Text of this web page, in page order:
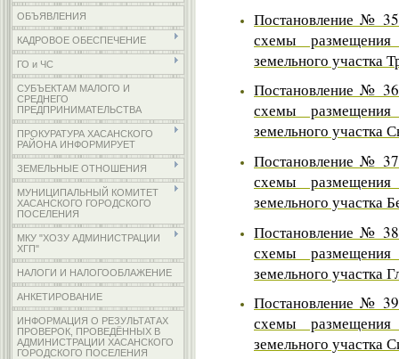
ОБЪЯВЛЕНИЯ
КАДРОВОЕ ОБЕСПЕЧЕНИЕ
ГО и ЧС
СУБЪЕКТАМ МАЛОГО И
СРЕДНЕГО
ПРЕДПРИНИМАТЕЛЬСТВА
ПРОКУРАТУРА ХАСАНСКОГО
РАЙОНА ИНФОРМИРУЕТ
ЗЕМЕЛЬНЫЕ ОТНОШЕНИЯ
МУНИЦИПАЛЬНЫЙ КОМИТЕТ
ХАСАНСКОГО ГОРОДСКОГО
ПОСЕЛЕНИЯ
МКУ "ХОЗУ АДМИНИСТРАЦИИ
ХГП"
НАЛОГИ И НАЛОГООБЛАЖЕНИЕ
АНКЕТИРОВАНИЕ
ИНФОРМАЦИЯ О РЕЗУЛЬТАТАХ
ПРОВЕРОК, ПРОВЕДЁННЫХ В
АДМИНИСТРАЦИИ ХАСАНСКОГО
ГОРОДСКОГО ПОСЕЛЕНИЯ
Постановление №
схемы
земельного участка
Постановление №
схемы
земельного участка
Постановление №
схемы
земельного участка
Постановление №
схемы
земельного участка
Постановление №
схемы
земельного участка